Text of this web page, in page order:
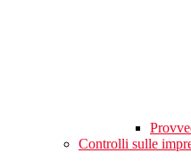
Controlli sulle